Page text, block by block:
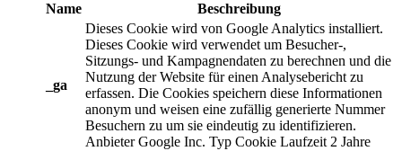
Name
Beschreibung
_ga
Dieses Cookie wird von Google Analytics installiert.
Dieses Cookie wird verwendet um Besucher-,
Sitzungs- und Kampagnendaten zu berechnen und die
Nutzung der Website für einen Analysebericht zu
erfassen. Die Cookies speichern diese Informationen
anonym und weisen eine zufällig generierte Nummer
Besuchern zu um sie eindeutig zu identifizieren.
Anbieter Google Inc. Typ Cookie Laufzeit 2 Jahre